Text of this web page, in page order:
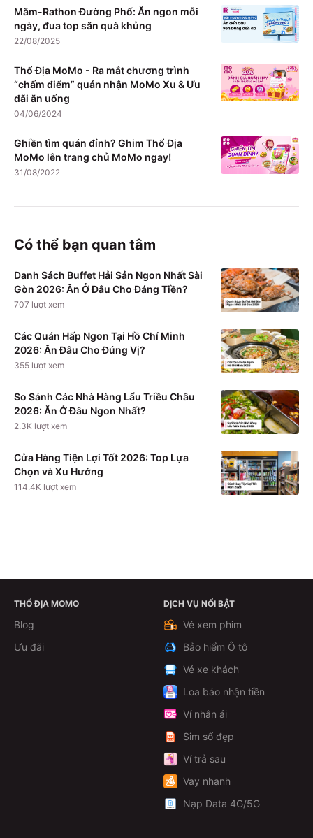
Măm-Rathon Đường Phố: Ăn ngon mỗi
ngày, đua top săn quà khủng
22/08/2025
Thổ Địa MoMo - Ra mắt chương trình
“chấm điểm” quán nhận MoMo Xu & Ưu
đãi ăn uống
04/06/2024
Ghiền tìm quán đỉnh? Ghim Thổ Địa
MoMo lên trang chủ MoMo ngay!
31/08/2022
Có thể bạn quan tâm
Danh Sách Buffet Hải Sản Ngon Nhất Sài
Gòn 2026: Ăn Ở Đâu Cho Đáng Tiền?
707 lượt xem
Các Quán Hấp Ngon Tại Hồ Chí Minh
2026: Ăn Đâu Cho Đúng Vị?
355 lượt xem
So Sánh Các Nhà Hàng Lẩu Triều Châu
2026: Ăn Ở Đâu Ngon Nhất?
2.3K lượt xem
Cửa Hàng Tiện Lợi Tốt 2026: Top Lựa
Chọn và Xu Hướng
114.4K lượt xem
Xem chi tiết
THỔ ĐỊA MOMO
Blog
Ưu đãi
DỊCH VỤ NỔI BẬT
Vé xem phim
Bảo hiểm Ô tô
Vé xe khách
Loa báo nhận tiền
Ví nhân ái
Sim số đẹp
Ví trả sau
Vay nhanh
Nạp Data 4G/5G